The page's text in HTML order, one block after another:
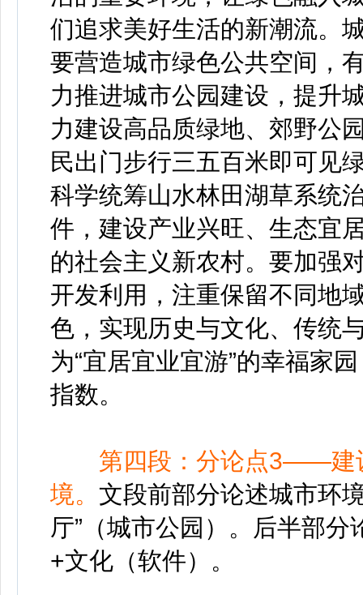
们追求美好生活的新潮流。
要营造城市绿色公共空间，
力推进城市公园建设，提升
力建设高品质绿地、郊野公
民出门步行三五百米即可见
科学统筹山水林田湖草系统
件，建设产业兴旺、生态宜
的社会主义新农村。要加强
开发利用，注重保留不同地
色，实现历史与文化、传统
为“宜居宜业宜游”的幸福家
指数。
第四段：分论点3——建
境。 文段前部分论述城市环
厅”（城市公园）。后半部
+文化（软件）。